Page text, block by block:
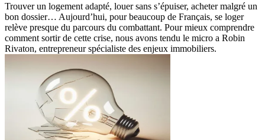
Trouver un logement adapté, louer sans s’épuiser, acheter malgré un
bon dossier… Aujourd’hui, pour beaucoup de Français, se loger
relève presque du parcours du combattant. Pour mieux comprendre
comment sortir de cette crise, nous avons tendu le micro a Robin
Rivaton, entrepreneur spécialiste des enjeux immobiliers.